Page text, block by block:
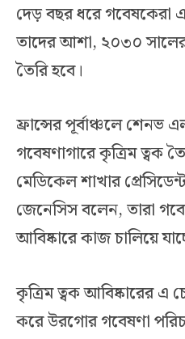
দেড় বছর ধরে গবেষকেরা
তাদের আশা, ২০৩০ সালের
তৈরি হবে।
ফ্রান্সের পূর্বাঞ্চলে শেনভ
গবেষণাগারে কৃত্রিম ত্বক
মেডিকেল শাখার
জেনেসিস বলেন, তারা
আবিষ্কারে কাজ চালিয়ে
কৃত্রিম ত্বক আবিষ্কারের এ
করে উরগোর গবেষণা